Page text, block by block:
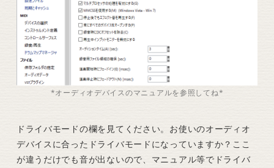
*オーディオデバイスのマニュアルを参照してね*
ドライバモードの欄を見てください。お使いのオーディオ
デバイスに合ったドライバモードになっていますか？ここ
が違うだけでも音が出ないので、マニュアル等でドライバ